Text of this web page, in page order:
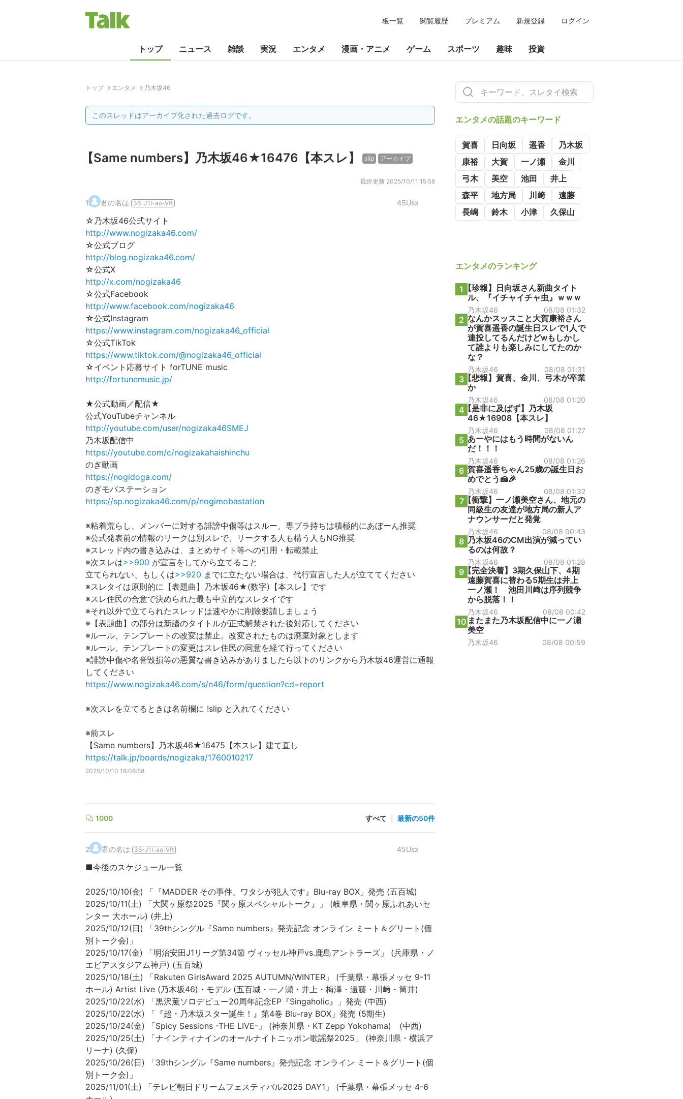
板一覧 閲覧履歴 プレミアム 新規登録 ログイン
トップ ニュース 雑談 実況 エンタメ 漫画・アニメ ゲーム スポーツ 趣味 投資
トップ エンタメ 乃木坂46
このスレッドはアーカイブ化された過去ログです。
【Same numbers】乃木坂46★16476【本スレ】 slip アーカイブ
最終更新 2025/10/11 15:58
1. 君の名は 36-J1I-ao-Vft 45Usx
☆乃木坂46公式サイト
http://www.nogizaka46.com/
☆公式ブログ
http://blog.nogizaka46.com/
☆公式X
http://x.com/nogizaka46
☆公式Facebook
http://www.facebook.com/nogizaka46
☆公式Instagram
https://www.instagram.com/nogizaka46_official
☆公式TikTok
https://www.tiktok.com/@nogizaka46_official
☆イベント応募サイト forTUNE music
http://fortunemusic.jp/
★公式動画／配信★
公式YouTubeチャンネル
http://youtube.com/user/nogizaka46SMEJ
乃木坂配信中
https://youtube.com/c/nogizakahaishinchu
のぎ動画
https://nogidoga.com/
のぎモバステーション
https://sp.nogizaka46.com/p/nogimobastation
※粘着荒らし、メンバーに対する誹謗中傷等はスルー、専ブラ持ちは積極的にあぼーん推奨
※公式発表前の情報のリークは別スレで、リークする人も構う人もNG推奨
※スレッド内の書き込みは、まとめサイト等への引用・転載禁止
※次スレは>>900 が宣言をしてから立てること
立てられない、もしくは>>920 までに立たない場合は、代行宣言した人が立ててください
※スレタイは原則的に【表題曲】乃木坂46★(数字)【本スレ】です
※スレ住民の合意で決められた最も中立的なスレタイです
※それ以外で立てられたスレッドは速やかに削除要請しましょう
※【表題曲】の部分は新譜のタイトルが正式解禁された後対応してください
※ルール、テンプレートの改変は禁止。改変されたものは廃棄対象とします
※ルール、テンプレートの変更はスレ住民の同意を経て行ってください
※誹謗中傷や名誉毀損等の悪質な書き込みがありましたら以下のリンクから乃木坂46運営に通報
してください
https://www.nogizaka46.com/s/n46/form/question?cd=report
※次スレを立てるときは名前欄に !slip と入れてください
※前スレ
【Same numbers】乃木坂46★16475【本スレ】建て直し
https://talk.jp/boards/nogizaka/1760010217
2025/10/10 18:08:58
1000 すべて 最新の50件
2. 君の名は 36-J1I-ao-Vft 45Usx
■今後のスケジュール一覧
2025/10/10(金) 「『MADDER その事件、ワタシが犯人です』Blu-ray BOX」発売 (五百城)
2025/10/11(土) 「大関ヶ原祭2025『関ヶ原スペシャルトーク』」 (岐阜県・関ヶ原ふれあいセ
ンター 大ホール) (井上)
2025/10/12(日) 「39thシングル『Same numbers』発売記念 オンライン ミート＆グリート(個
別トーク会)」
2025/10/17(金) 「明治安田J1リーグ第34節 ヴィッセル神戸vs.鹿島アントラーズ」 (兵庫県・ノ
エビアスタジアム神戸) (五百城)
2025/10/18(土) 「Rakuten GirlsAward 2025 AUTUMN/WINTER」 (千葉県・幕張メッセ 9-11
ホール) Artist Live (乃木坂46)・モデル (五百城・一ノ瀬・井上・梅澤・遠藤・川﨑・筒井)
2025/10/22(水) 「黒沢薫ソロデビュー20周年記念EP『Singaholic』」発売 (中西)
2025/10/22(水) 「『超・乃木坂スター誕生！』第4巻 Blu-ray BOX」発売 (5期生)
2025/10/24(金) 「Spicy Sessions -THE LIVE-」 (神奈川県・KT Zepp Yokohama) (中西)
2025/10/25(土) 「ナインティナインのオールナイトニッポン歌謡祭2025」 (神奈川県・横浜ア
リーナ) (久保)
2025/10/26(日) 「39thシングル『Same numbers』発売記念 オンライン ミート＆グリート(個
別トーク会)」
2025/11/01(土) 「テレビ朝日ドリームフェスティバル2025 DAY1」 (千葉県・幕張メッセ 4-6
エンタメの話題のキーワード
賀喜 日向坂 遥香
乃木坂
康裕
大賀 一ノ瀬
金川
弓木
美空 池田
井上
森平
地方局 川﨑
遠藤
長嶋
鈴木 小津 久保山
エンタメのランキング
1 【珍報】日向坂さん新曲タイト
ル、『イチャイチャ虫』ｗｗｗ
乃木坂46 08/08 01:32
2 なんかスッスこと大賀康裕さん
が賀喜遥香の誕生日スレで1人で
連投してるんだけどwもしかし
て誰よりも楽しみにしてたのか
な？
乃木坂46 08/08 01:31
3【悲報】賀喜、金川、弓木が卒業
か
乃木坂46 08/08 01:20
4【是非に及ばず】乃木坂
46★16908【本スレ】
乃木坂46 08/08 01:27
5 あーやにはもう時間がないん
だ！！！
乃木坂46 08/08 01:26
6 賀喜遥香ちゃん25歳の誕生日お
めでとう🍰🎉
乃木坂46 08/08 01:32
7【衝撃】一ノ瀬美空さん、地元の
同級生の友達が地方局の新人ア
ナウンサーだと発覚
乃木坂46 08/08 00:43
8 乃木坂46のCM出演が減ってい
るのは何故？
乃木坂46 08/08 01:28
9【完全決着】3期久保山下、4期
遠藤賀喜に替わる5期生は井上
一ノ瀬！ 池田川﨑は序列競争
から脱落！！
乃木坂46 08/08 00:42
10 またまた乃木坂配信中に一ノ瀬
美空
乃木坂46 08/08 00:59